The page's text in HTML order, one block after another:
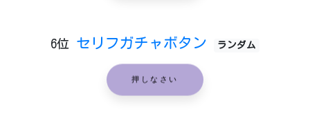
6位 セリフガチャボタン ランダム
押しなさい